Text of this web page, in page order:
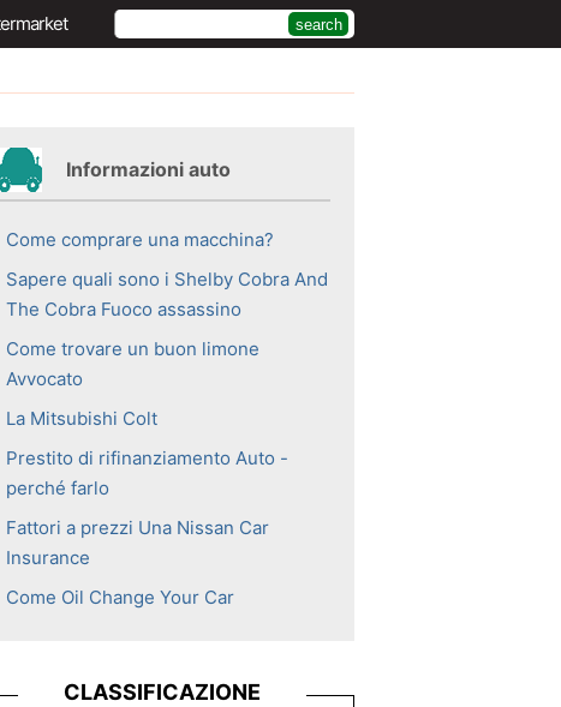
Informazioni auto
Come comprare una macchina?
Sapere quali sono i Shelby Cobra And
The Cobra Fuoco assassino
Come trovare un buon limone
Avvocato
La Mitsubishi Colt
Prestito di rifinanziamento Auto -
perché farlo
Fattori a prezzi Una Nissan Car
Insurance
Come Oil Change Your Car
CLASSIFICAZIONE